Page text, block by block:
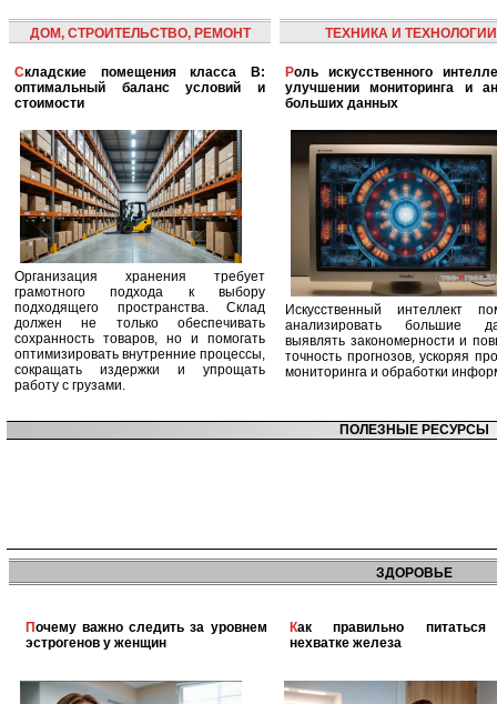
ДОМ, СТРОИТЕЛЬСТВО, РЕМОНТ
Складские помещения класса B:
оптимальный баланс условий и
стоимости
Организация хранения требует
грамотного подхода к выбору
подходящего пространства. Склад
должен не только обеспечивать
сохранность товаров, но и помогать
оптимизировать внутренние процессы,
сокращать издержки и упрощать
работу с грузами.
ТЕХНИКА И ТЕХНОЛОГИИ
Роль искусственного интеллекта в
улучшении мониторинга и
больших данных
Искусственный интеллект
анализировать большие
выявлять закономерности и
точность прогнозов, ускоряя
мониторинга и обработки
ПОЛЕЗНЫЕ РЕСУРСЫ
ЗДОРОВЬЕ
Почему важно следить за уровнем
эстрогенов у женщин
Как правильно питаться при
нехватке железа